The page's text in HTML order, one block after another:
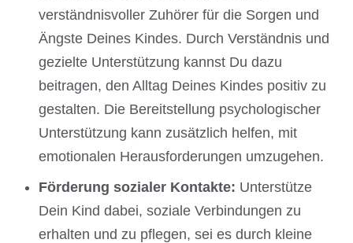
verständnisvoller Zuhörer für die Sorgen und
Ängste Deines Kindes. Durch Verständnis und
gezielte Unterstützung kannst Du dazu
beitragen, den Alltag Deines Kindes positiv zu
gestalten. Die Bereitstellung psychologischer
Unterstützung kann zusätzlich helfen, mit
emotionalen Herausforderungen umzugehen.
Förderung sozialer Kontakte: Unterstütze
Dein Kind dabei, soziale Verbindungen zu
erhalten und zu pflegen, sei es durch kleine